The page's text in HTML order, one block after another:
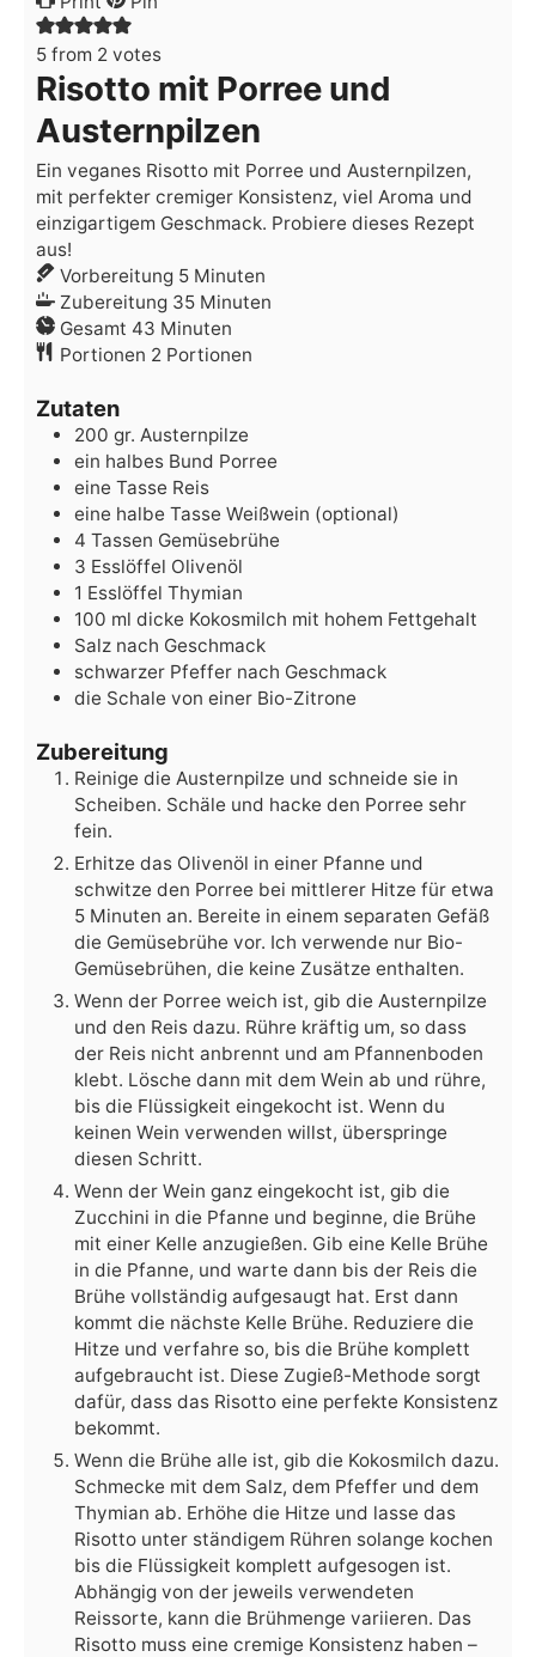
5 from 2 votes
Risotto mit Porree und
Austernpilzen
Еin veganes Risotto mit Porree und Austernpilzen,
mit perfekter cremiger Konsistenz, viel Aroma und
einzigartigem Geschmack. Probiere dieses Rezept
aus!
Vorbereitung 5Minuten
Minuten
Zubereitung 35Minuten
Minuten
Gesamt 43 Minuten
Minuten
Portionen 2 Portionen
Zutaten
200 gr. Austernpilze
ein halbes Bund Porree
eine Tasse Reis
eine halbe Tasse Weißwein (optional)
4 Tassen Gemüsebrühe
3 Esslöffel Olivenöl
1 Esslöffel Thymian
100 ml dicke Kokosmilch mit hohem Fettgehalt
Salz nach Geschmack
schwarzer Pfeffer nach Geschmack
die Schale von einer Bio-Zitrone
Zubereitung
Reinige die Austernpilze und schneide sie in
Scheiben. Schäle und hacke den Porree sehr
fein.
Erhitze das Olivenöl in einer Pfanne und
schwitze den Porree bei mittlerer Hitze für etwa
5 Minuten an. Bereite in einem separaten Gefäß
die Gemüsebrühe vor. Ich verwende nur Bio-
Gemüsebrühen, die keine Zusätze enthalten.
Wenn der Porree weich ist, gib die Austernpilze
und den Reis dazu. Rühre kräftig um, so dass
der Reis nicht anbrennt und am Pfannenboden
klebt. Lösche dann mit dem Wein ab und rühre,
bis die Flüssigkeit eingekocht ist. Wenn du
keinen Wein verwenden willst, überspringe
diesen Schritt.
Wenn der Wein ganz eingekocht ist, gib die
Zucchini in die Pfanne und beginne, die Brühe
mit einer Kelle anzugießen. Gib eine Kelle Brühe
in die Pfanne, und warte dann bis der Reis die
Brühe vollständig aufgesaugt hat. Erst dann
kommt die nächste Kelle Brühe. Reduziere die
Hitze und verfahre so, bis die Brühe komplett
aufgebraucht ist. Diese Zugieß-Methode sorgt
dafür, dass das Risotto eine perfekte Konsistenz
bekommt.
Wenn die Brühe alle ist, gib die Kokosmilch dazu.
Schmecke mit dem Salz, dem Pfeffer und dem
Thymian ab. Erhöhe die Hitze und lasse das
Risotto unter ständigem Rühren solange kochen
bis die Flüssigkeit komplett aufgesogen ist.
Abhängig von der jeweils verwendeten
Reissorte, kann die Brühmenge variieren. Das
Risotto muss eine cremige Konsistenz haben –